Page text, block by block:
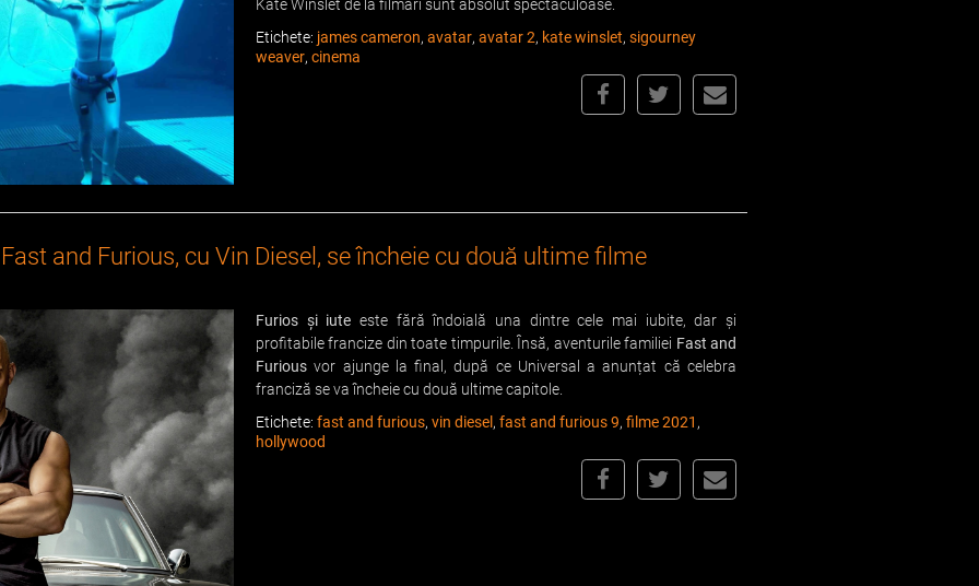
Kate Winslet de la filmări sunt absolut spectaculoase.
Etichete: james cameron, avatar, avatar 2, kate winslet, sigourney
weaver, cinema
and Furious, cu Vin Diesel, se încheie cu două ultime filme
Furios și iute este fără îndoială una dintre cele mai iubite, dar și
profitabile francize din toate timpurile. Însă, aventurile familiei Fast and
Furious vor ajunge la final, după ce Universal a anunțat că celebra
franciză se va încheie cu două ultime capitole.
Etichete: fast and furious, vin diesel , fast and furious 9, filme 2021 ,
hollywood